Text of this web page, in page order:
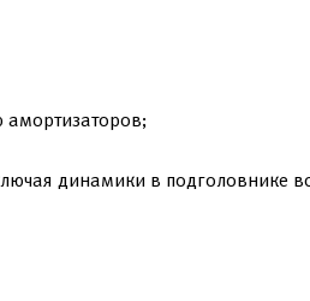
амортизаторов;
динамики в подголовнике